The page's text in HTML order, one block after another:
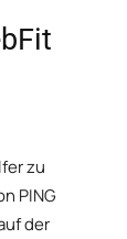
zu
PING
der